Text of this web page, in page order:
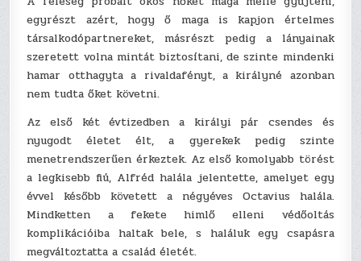
egyrészt azért, hogy ő maga is kapjon értelmes
társalkodópartnereket, másrészt pedig a lányainak
szeretett volna mintát biztosítani, de szinte mindenki
hamar otthagyta a rivaldafényt, a királyné azonban
nem tudta őket követni.
Az első két évtizedben a királyi pár csendes és
nyugodt életet élt, a gyerekek pedig szinte
menetrendszerűen érkeztek. Az első komolyabb törést
a legkisebb fiú, Alfréd halála jelentette, amelyet egy
évvel később követett a négyéves Octavius halála.
Mindketten a fekete himlő elleni védőoltás
komplikációiba haltak bele, s haláluk egy csapásra
megváltoztatta a család életét.